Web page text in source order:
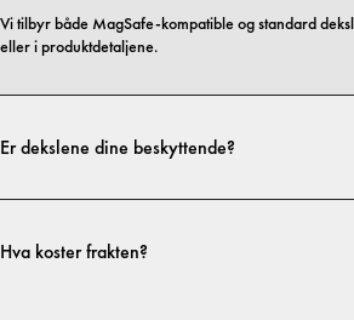
Vi tilbyr både MagSafe-kompatible og standard
eller i produktdetaljene.
Er dekslene dine beskyttende?
profiler til mer beskyttende utforminger.
Hva koster frakten?